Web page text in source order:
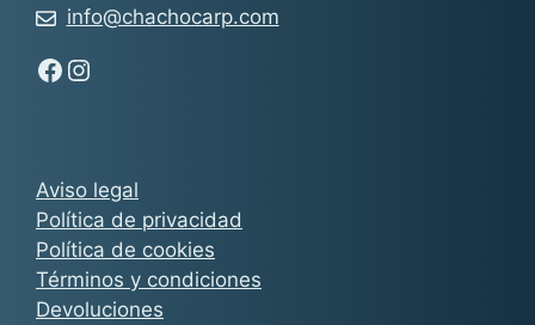
Aviso legal
Política de privacidad
Política de cookies
Términos y condiciones
Devoluciones
info@chachocarp.com
Síguenos en Facebook - Chachocarp
Síguenos en Instagram - Chachocarp